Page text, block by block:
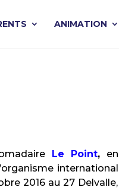
ANIMATION
Le Point, en
international
2016 au 27 Delvalle,